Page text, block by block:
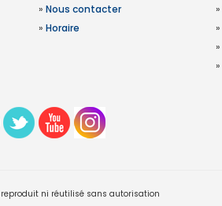
» Nous contacter
» Horaire
»
»
»
»
ni réutilisé sans autorisation